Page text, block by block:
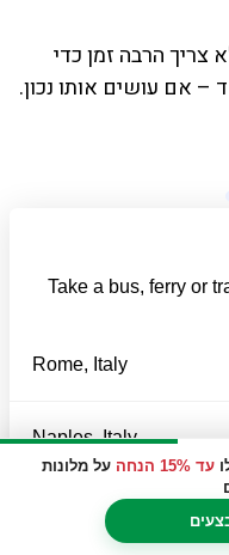
עד 15% הנחה
על מלונות
צריך הרבה זמן כדי
– אם עושים אותו נכון.
Take a bus, ferry or
Find